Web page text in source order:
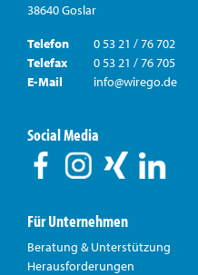
38640 Goslar
Telefon
0 53 21 / 76 702
Telefax
0 53 21 / 76 705
E-Mail
info@wirego.de
Social Media
Für Unternehmen
Beratung & Unterstützung
Herausforderungen